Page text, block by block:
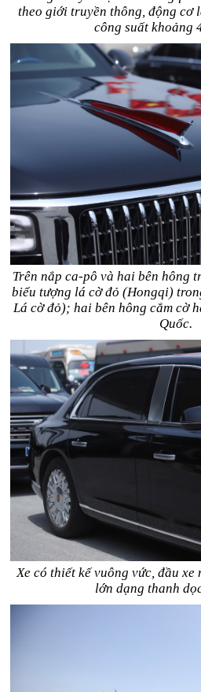
theo giới truyền thông, động cơ
công suất khoảng
Trên nắp ca-pô và hai bên hông
biểu tượng lá cờ đỏ (Hongqi)
Lá cờ đỏ); hai bên hông cắm cờ
Quốc.
Xe có thiết kế vuông vức, đầu
lớn dạng thanh